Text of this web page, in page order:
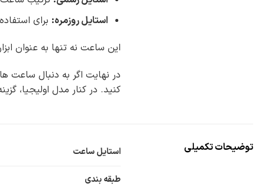
استایل روزمره: برای
این ساعت نه تنها به عنوان
در نهایت اگر به دنبال
کنید. در کنار مدل اولیجیا،
توضیحات تکمیلی استایل ساعت
طبقه بندی